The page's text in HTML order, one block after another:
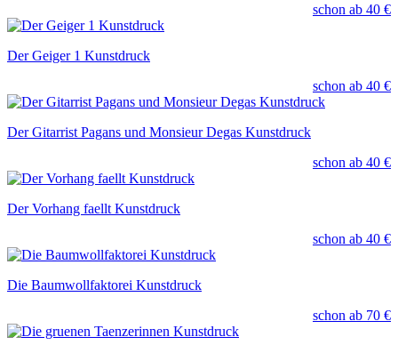
schon ab 40 €
Der Geiger 1 Kunstdruck
schon ab 40 €
Der Gitarrist Pagans und Monsieur Degas Kunstdruck
schon ab 40 €
Der Vorhang faellt Kunstdruck
schon ab 40 €
Die Baumwollfaktorei Kunstdruck
schon ab 70 €